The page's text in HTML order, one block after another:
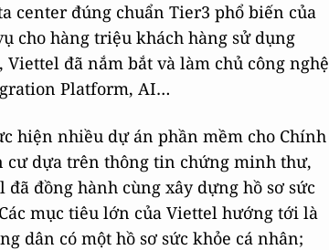
center đúng chuẩn Tier3 phổ biến của
cho hàng triệu khách hàng sử dụng
đã nắm bắt và làm chủ công nghệ
Platform, AI…
hiện nhiều dự án phần mềm cho Chính
cư dựa trên thông tin chứng minh thư,
đồng hành cùng xây dựng hồ sơ sức
mục tiêu lớn của Viettel hướng tới là
dân có một hồ sơ sức khỏe cá nhân;